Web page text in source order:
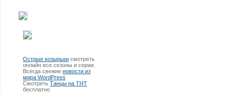
Острые козырьки смотреть
онлайн все сезоны и серии.
Всегда свежие новости из
мира WordPress
Смотреть Танцы на ТНТ
бесплатно